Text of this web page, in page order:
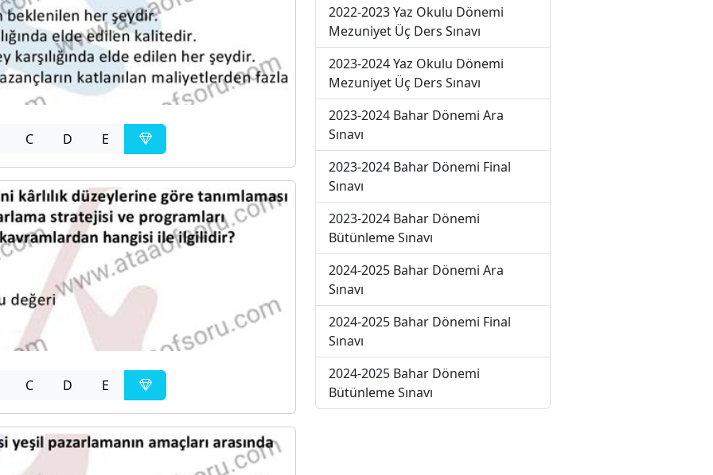
C D E
C D E
2022-2023 Yaz Okulu Dönemi
Mezuniyet Üç Ders Sınavı
2023-2024 Yaz Okulu Dönemi
Mezuniyet Üç Ders Sınavı
2023-2024 Bahar Dönemi Ara
Sınavı
2023-2024 Bahar Dönemi Final
Sınavı
2023-2024 Bahar Dönemi
Bütünleme Sınavı
2024-2025 Bahar Dönemi Ara
Sınavı
2024-2025 Bahar Dönemi Final
Sınavı
2024-2025 Bahar Dönemi
Bütünleme Sınavı